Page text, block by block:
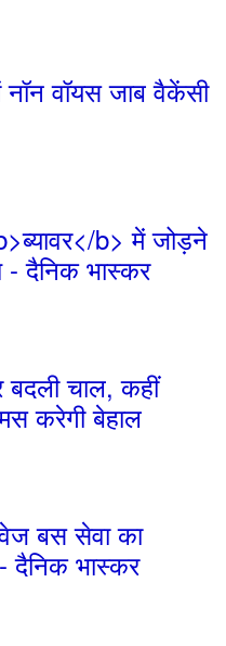
वॉयस जाब वैकेंसी
b> में जोड़ने
- दैनिक भास्कर
चाल, कहीं
करेगी बेहाल
बस सेवा का
दैनिक भास्कर